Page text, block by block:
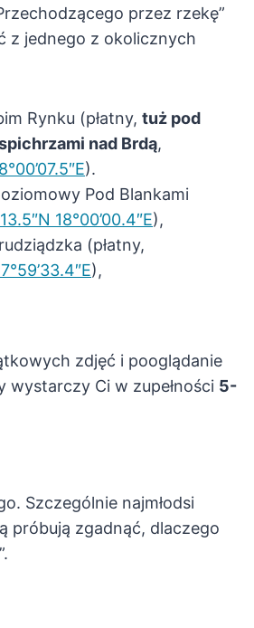
przez rzekę”
z jednego z okolicznych
Rynku (płatny, tuż pod
nad Brdą,
).
Pod Blankami
18°00’00.4″E),
(płatny,
),
zdjęć i pooglądanie
wystarczy Ci w zupełności 5-
Szczególnie najmłodsi
próbują zgadnąć, dlaczego